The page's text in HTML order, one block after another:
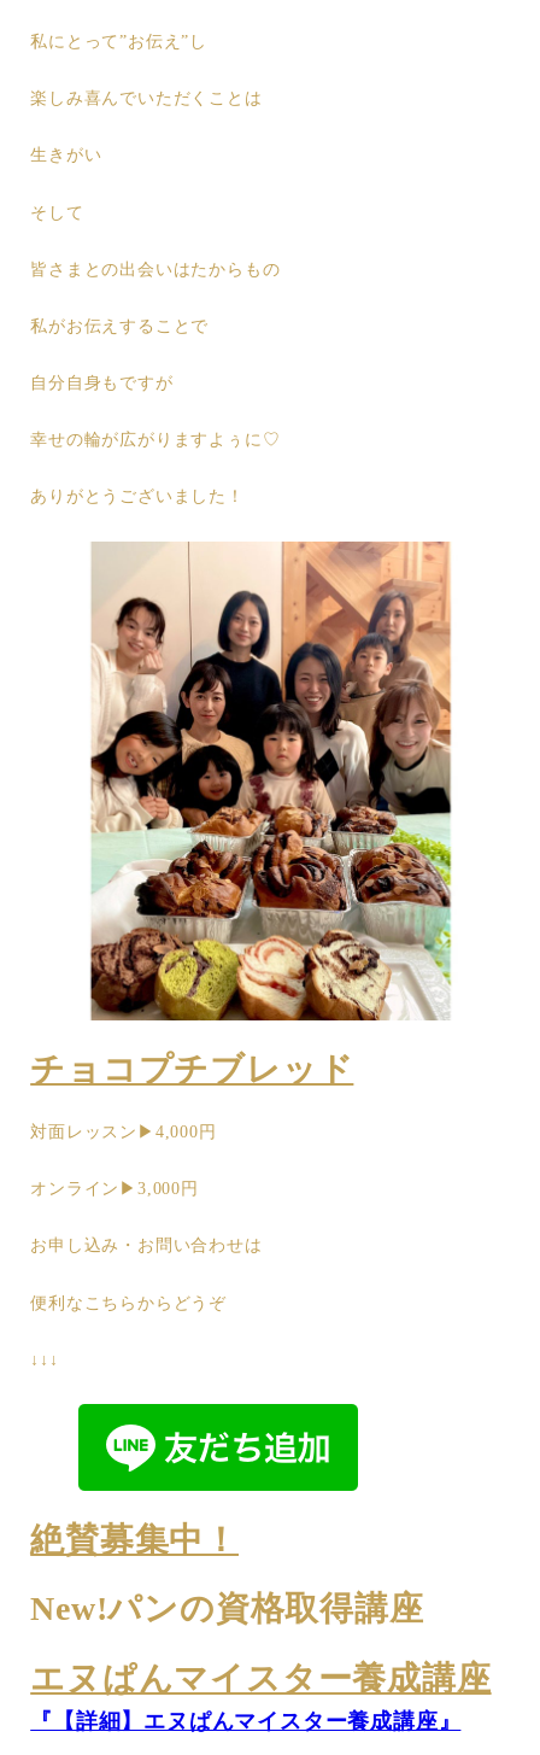
私にとって”お伝え”し
楽しみ喜んでいただくことは
生きがい
そして
皆さまとの出会いはたからもの
私がお伝えすることで
自分自身もですが
幸せの輪が広がりますよぅに♡
ありがとうございました！
チョコプチブレッド
対面レッスン▶︎4,000円
オンライン▶︎3,000円
お申し込み・お問い合わせは
便利なこちらからどうぞ
↓↓↓
絶賛募集中！
New!パンの資格取得講座
エヌぱんマイスター養成講座
『【詳細】エヌぱんマイスター養成講座』